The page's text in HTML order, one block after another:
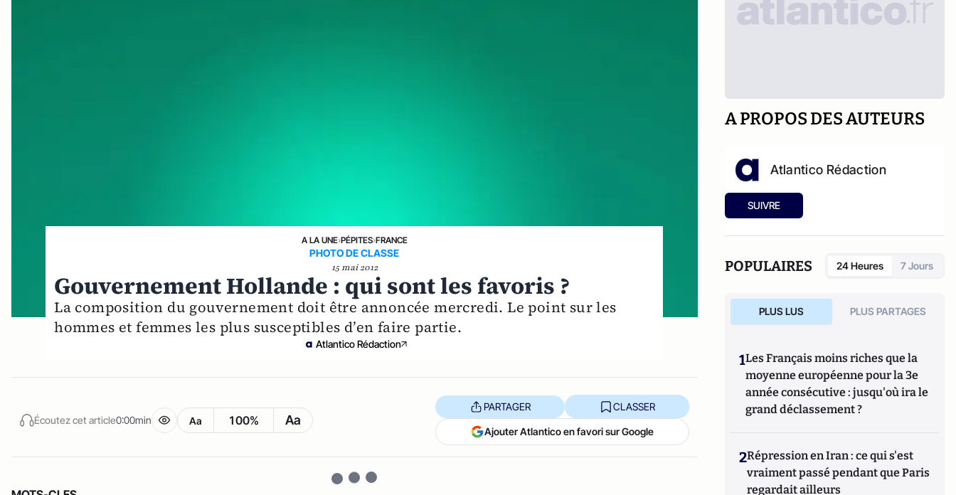
A LA UNE›PÉPITES›FRANCE
PHOTO DE CLASSE
15 mai 2012
Gouvernement Hollande : qui sont les favoris ?
La composition du gouvernement doit être annoncée mercredi. Le point sur les
hommes et femmes les plus susceptibles d’en faire partie.
Atlantico Rédaction
Écoutez cet article0:00min Aa 100% Aa
PARTAGER CLASSER
Ajouter Atlantico en favori sur Google
A PROPOS DES AUTEURS
Atlantico Rédaction
SUIVRE
POPULAIRES 24 Heures 7 Jours
PLUS LUS PLUS PARTAGES
1Les Français moins riches que la
moyenne européenne pour la 3e
année consécutive : jusqu'où ira le
grand déclassement ?
2Répression en Iran : ce qui s'est
vraiment passé pendant que Paris
regardait ailleurs